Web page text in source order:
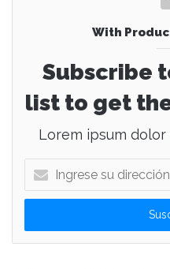
With
Subscribe
list to get
Lorem ipsum
g
e